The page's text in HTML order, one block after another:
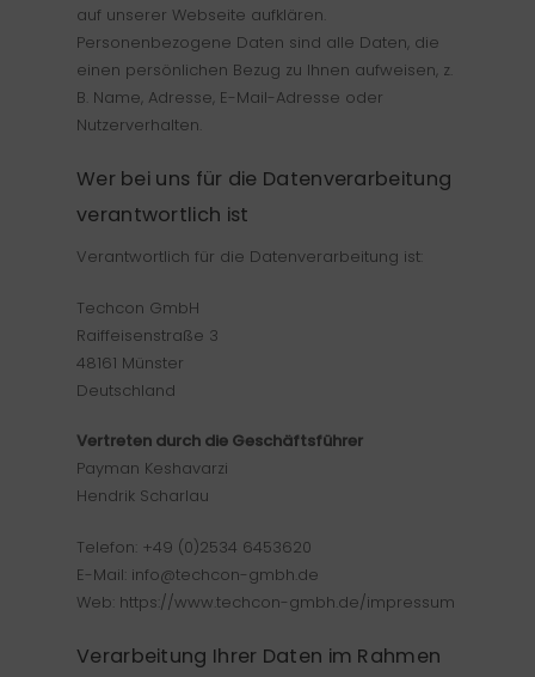
auf unserer Webseite aufklären.
Personenbezogene Daten sind alle Daten, die
einen persönlichen Bezug zu Ihnen aufweisen, z.
B. Name, Adresse, E-Mail-Adresse oder
Nutzerverhalten.
Wer bei uns für die Datenverarbeitung
verantwortlich ist
Verantwortlich für die Datenverarbeitung ist:
Techcon GmbH
Raiffeisenstraße 3
48161 Münster
Deutschland
Vertreten durch die Geschäftsführer
Payman Keshavarzi
Hendrik Scharlau
Telefon: +49 (0)2534 6453620
E-Mail: info@techcon-gmbh.de
Web: https://www.techcon-gmbh.de/impressum
Verarbeitung Ihrer Daten im Rahmen